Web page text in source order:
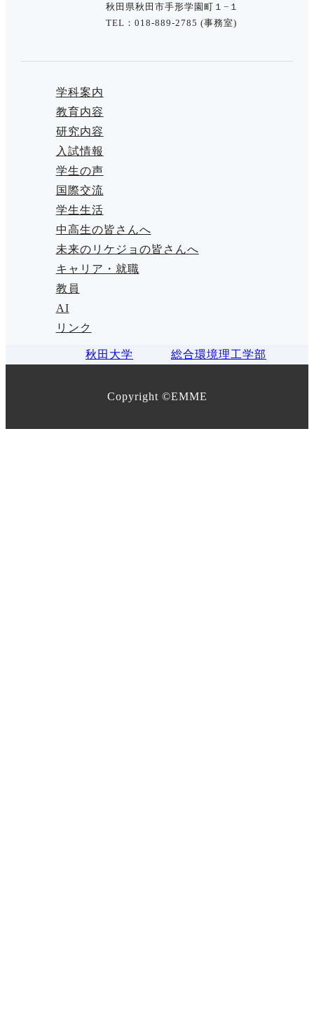
秋田県秋田市手形学園町１−１
TEL：018-889-2785 (事務室)
学科案内
教育内容
研究内容
入試情報
学生の声
国際交流
学生生活
中高生の皆さんへ
未来のリケジョの皆さんへ
キャリア・就職
教員
AI
リンク
秋田大学 総合環境理工学部
Copyright ©EMME